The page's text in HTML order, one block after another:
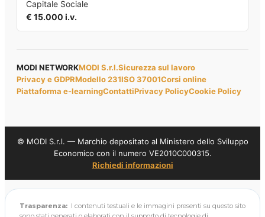
Capitale Sociale
€ 15.000 i.v.
MODI NETWORKMODI S.r.l.Sicurezza sul lavoro
Privacy e GDPRModello 231ISO 37001Corsi online
Piattaforma e-learningContattiPrivacy PolicyCookie Policy
© MODI S.r.l. — Marchio depositato al Ministero dello Sviluppo
Economico con il numero VE2010C000315.
Richiedi informazioni
Trasparenza: I contenuti testuali e le immagini presenti su questo sito